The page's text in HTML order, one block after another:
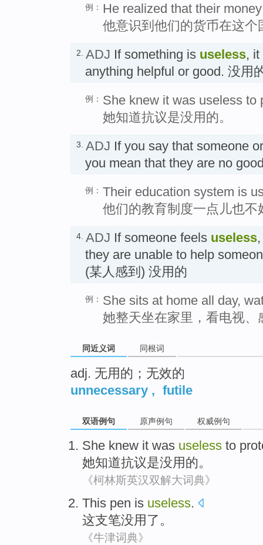
例： He realized that their
他意识到他们的货币在这个
2. ADJ If something is useless,
anything helpful or good. 没用
例： She knew it was useless to
她知道抗议是没用的。
3. ADJ If you say that someone
you mean that they are no
例： Their education system is
他们的教育制度一点儿也不
4. ADJ If someone feels useless
they are unable to help
(某人感到) 没用的
例： She sits at home all day,
她整天坐在家里，看电视、
同近义词 同根词
adj. 无用的；无效的
unnecessary , futile
双语例句 原声例句 权威例句
She knew it was useless to
她知道抗议是没用的。
《柯林斯英汉双解大词典》
This pen is useless.
这支笔没用 了。
《牛津词典》